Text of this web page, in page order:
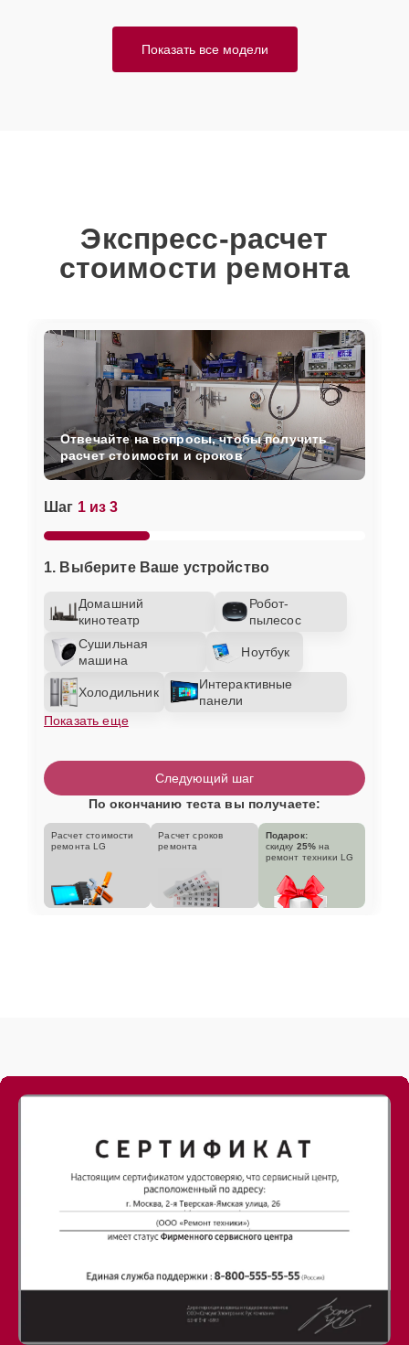
Показать все модели
Экспресс-расчет
стоимости ремонта
Шаг 1 из 3
1. Выберите Ваше устройство
Домашний
кинотеатр
Робот-
пылесос
Сушильная
машина
Ноутбук
Холодильник
Интерактивные
панели
Показать еще
Отвечайте на вопросы, чтобы получить
расчет стоимости и сроков
Следующий шаг
По окончанию теста вы получаете:
Расчет стоимости
ремонта LG
Расчет сроков
ремонта
Подарок:
скидку 25% на
ремонт техники LG